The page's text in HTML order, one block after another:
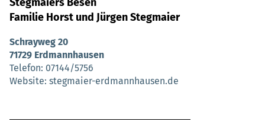
Familie Horst und Jürgen Stegmaier
Schrayweg 20
71729 Erdmannhausen
Telefon 07144/5756
Website stegmaier-erdmannhausen.de